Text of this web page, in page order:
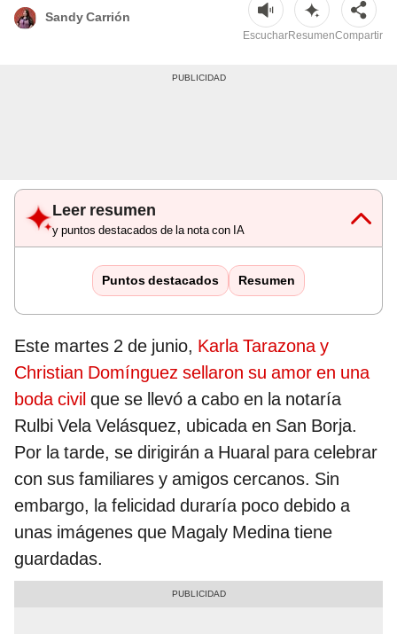
Sandy Carrión
EscucharResumenCompartir
Leer resumen
y puntos destacados de la nota con IA
Puntos destacados Resumen
Este martes 2 de junio, Karla Tarazona y
Christian Domínguez sellaron su amor en una
boda civil que se llevó a cabo en la notaría
Rulbi Vela Velásquez, ubicada en San Borja.
Por la tarde, se dirigirán a Huaral para celebrar
con sus familiares y amigos cercanos. Sin
embargo, la felicidad duraría poco debido a
unas imágenes que Magaly Medina tiene
guardadas.